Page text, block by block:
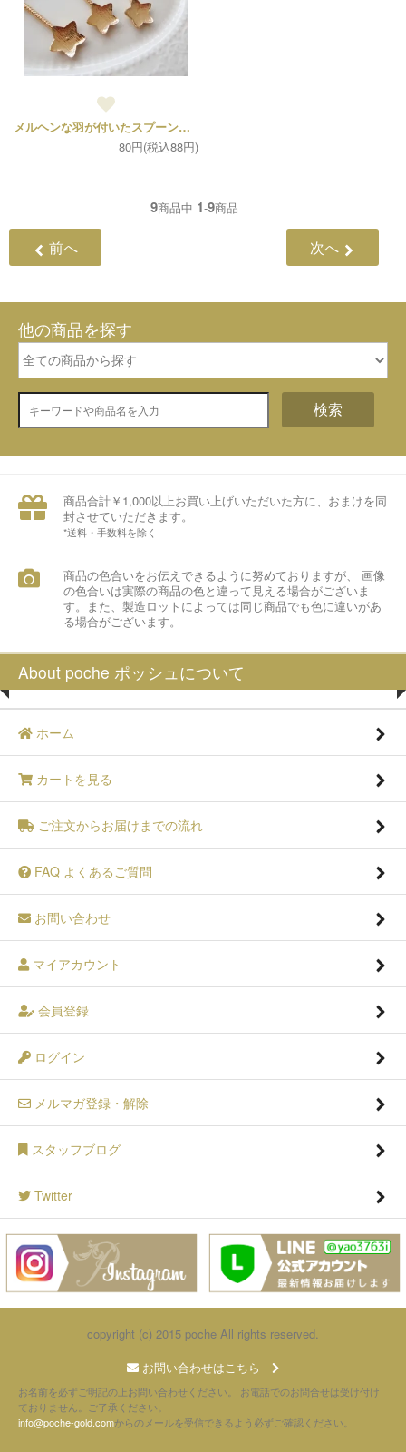
メルヘンな羽が付いたスプーンチャーム（1個）
80円(税込88円)
9商品中 1-9商品
前へ 次へ
他の商品を探す
検索
商品合計￥1,000以上お買い上げいただいた方に、おまけを同
封させていただきます。
*送料・手数料を除く
商品の色合いをお伝えできるように努めておりますが、 画像
の色合いは実際の商品の色と違って見える場合がございま
す。また、製造ロットによっては同じ商品でも色に違いがあ
る場合がございます。
About poche ポッシュについて
ホーム
カートを見る
ご注文からお届けまでの流れ
FAQ よくあるご質問
お問い合わせ
マイアカウント
会員登録
ログイン
メルマガ登録・解除
スタッフブログ
Twitter
copyright (c) 2015 poche All rights reserved.
お問い合わせはこちら
お名前を必ずご明記の上お問い合わせください。 お電話でのお問合せは受け付け
ておりません。ご了承ください。
info@poche-gold.comからのメールを受信できるよう必ずご確認ください。